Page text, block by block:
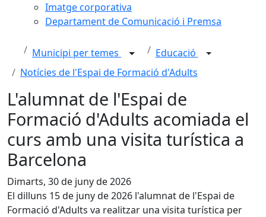
Imatge corporativa
Departament de Comunicació i Premsa
Municipi per temes
Educació
Notícies de l'Espai de Formació d'Adults
L'alumnat de l'Espai de
Formació d'Adults acomiada el
curs amb una visita turística a
Barcelona
Dimarts, 30 de juny de 2026
El dilluns 15 de juny de 2026 l'alumnat de l'Espai de
Formació d'Adults va realitzar una visita turística per